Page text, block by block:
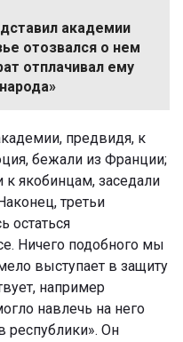
академии
отозвался о нем
отплачивал ему
предвидя, к
бежали из Франции;
якобинцам, заседали
третьи
остаться
Ничего подобного мы
выступает в защиту
например
навлечь на него
республики». Он